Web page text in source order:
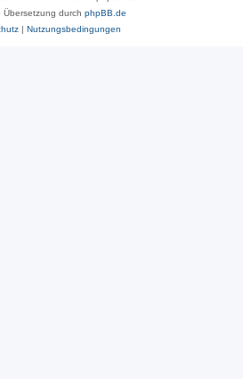
Übersetzung durch phpBB.de
| Nutzungsbedingungen